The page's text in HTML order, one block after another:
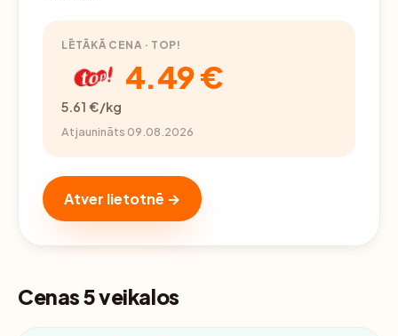
LĒTĀKĀ CENA · TOP!
4.49 €
5.61 €/kg
Atjaunināts 09.08.2026
Atver lietotnē →
Cenas 5 veikalos